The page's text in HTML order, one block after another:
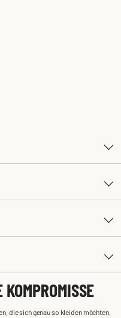
die sich genau so kleiden möchten,